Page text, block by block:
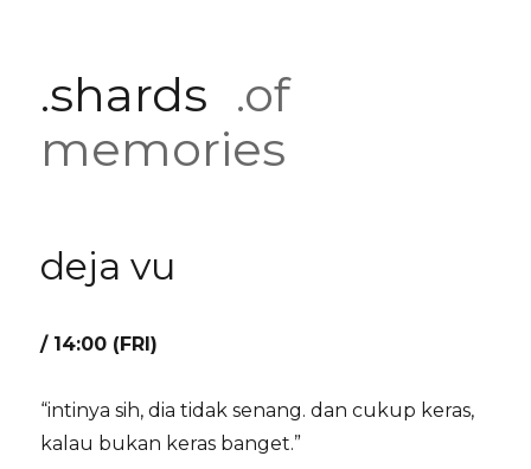
.shards .of
memories
deja vu
/ 14:00 (FRI)
“intinya sih, dia tidak senang. dan cukup keras,
kalau bukan keras banget.”